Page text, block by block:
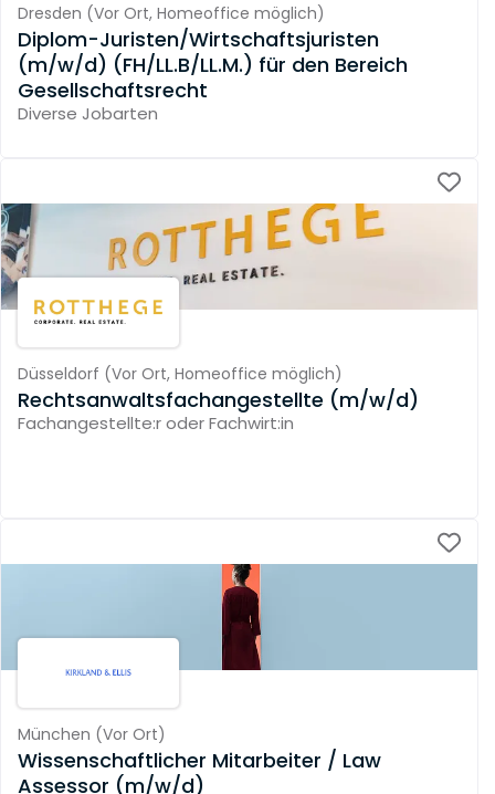
Dresden (Vor Ort, Homeoffice möglich)
Diplom-Juristen/Wirtschaftsjuristen
(m/w/d) (FH/LL.B/LL.M.) für den Bereich
Gesellschaftsrecht
Diverse Jobarten
Düsseldorf (Vor Ort, Homeoffice möglich)
Rechtsanwaltsfachangestellte (m/w/d)
Fachangestellte:r oder Fachwirt:in
München (Vor Ort)
Wissenschaftlicher Mitarbeiter / Law
Assessor (m/w/d)